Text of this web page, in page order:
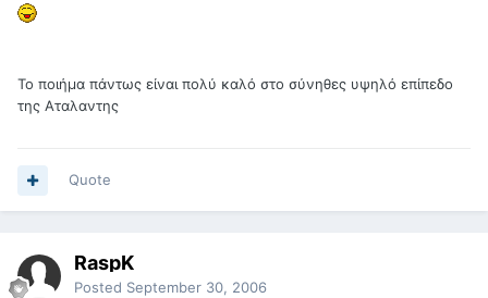
Το ποιήμα πάντως είναι πολύ καλό στο σύνηθες υψηλό επίπεδο
της Αταλαντης
Quote
RaspK
Posted September 30, 2006